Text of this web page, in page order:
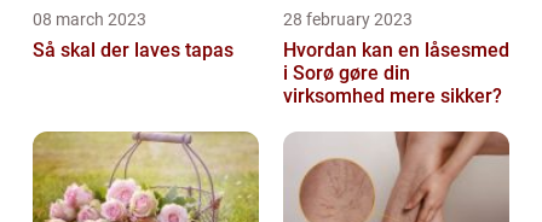
08 march 2023
Så skal der laves tapas
28 february 2023
Hvordan kan en låsesmed
i Sorø gøre din
virksomhed mere sikker?